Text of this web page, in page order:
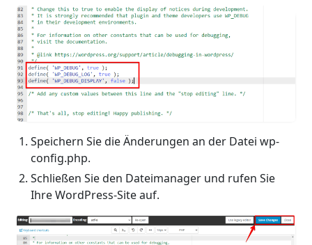
Speichern Sie die Änderungen an der Datei wp-
config.php.
Schließen Sie den Dateimanager und rufen Sie
Ihre WordPress-Site auf.